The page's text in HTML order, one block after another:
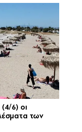
6) οι
των